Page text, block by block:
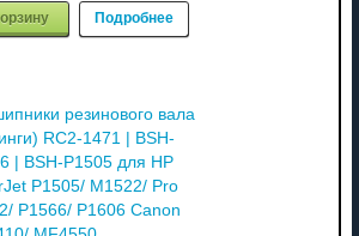
Подробнее
резинового вала
RC2-1471 | BSH-
| BSH-P1505 для HP
P1505/ M1522/ Pro
P1566/ P1606 Canon